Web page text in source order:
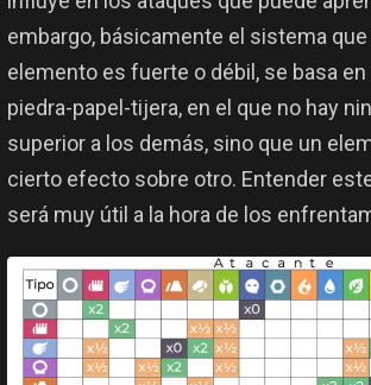
embargo, básicamente el sistema
elemento es fuerte o débil, se basa
piedra-papel-tijera, en el que no hay
superior a los demás, sino que un
cierto efecto sobre otro. Entender
será muy útil a la hora de los